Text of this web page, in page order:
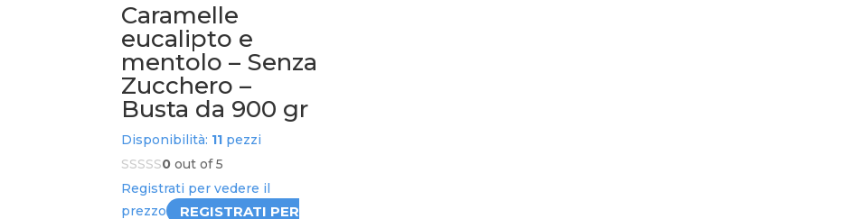
Caramelle
eucalipto e
mentolo – Senza
Zucchero –
Busta da 900 gr
Disponibilità: 11 pezzi
0 out of 5
Registrati per vedere il
prezzo
REGISTRATI PER